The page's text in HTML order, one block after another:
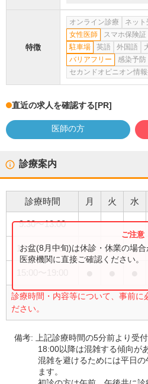
特徴
オンライン診療 ネット
女性医師
スマホ保険証
駐車場
英語 外国語
バリアフリー
感染予防
セカンドオピニオン情
直近の求人を確認する[PR]
医師の方
診療案内
診療時間 月 火 水
9:30〜13:00
10:00〜13:00 ● ● ●
診療時間・内容等について、事前に
ださい。
お盆(8月中旬)は休診・休業の場
医療機関に直接ご確認ください。
備考:
上記診療時間の5分前より受
18:00以降は混雑する傾向が
混雑を避けるためには平日
ます。